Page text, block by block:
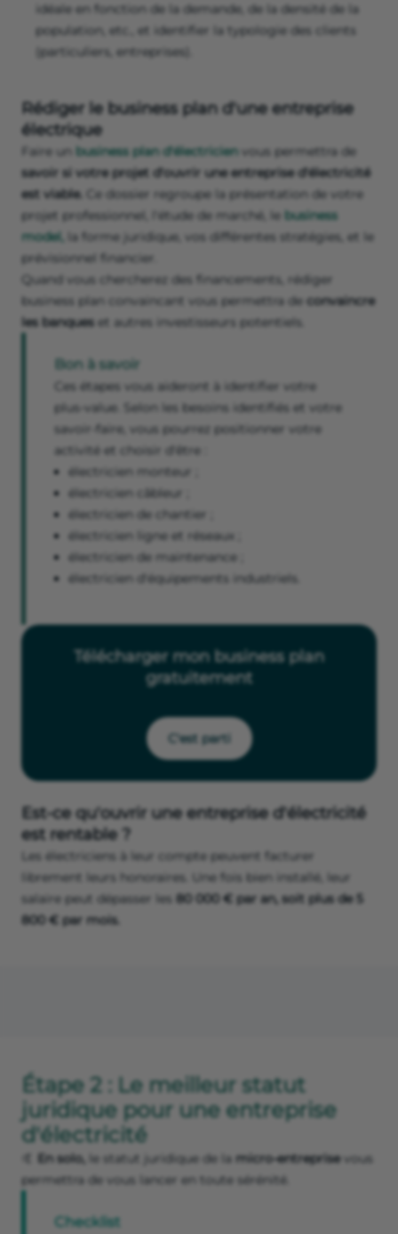
idéale en fonction de la demande, de la densité de la
population, etc., et identifier la typologie des clients
(particuliers, entreprises).
Rédiger le business plan d'une entreprise
électrique
Faire un business plan d'électricienvous permettra de
savoir si votre projet d'ouvrir une entreprise d'électricité
est viable.
Ce dossier regroupe la présentation de votre
projet professionnel, l'étude de marché, le business
model,
la forme juridique, vos différentes stratégies, et le
prévisionnel financier.
Quand vous chercherez des financements, rédiger
business plan convaincant vous permettra de convaincre
les banques et autres investisseurs potentiels.
Bon à savoir
Ces étapes vous aideront à identifier votre
plus-value. Selon les besoins identifiés et votre
savoir-faire, vous pourrez positionner votre
activité et choisir d'être :
électricien monteur ;
électricien câbleur ;
électricien de chantier ;
électricien ligne et réseaux ;
électricien de maintenance ;
électricien d'équipements industriels.
Télécharger mon business plan
gratuitement
C'est parti
Est-ce qu'ouvrir une entreprise d'électricité
est rentable ?
Les électriciens à leur compte peuvent facturer
librement leurs honoraires. Une fois bien installé, leur
salaire peut dépasser les 80 000 € par an, soit plus de 5
800 € par mois.
Étape 2 : Le meilleur statut
juridique pour une entreprise
d'électricité
En solo, le statut juridique de la micro-entreprisevous
permettra de vous lancer en toute sérénité.
Checklist